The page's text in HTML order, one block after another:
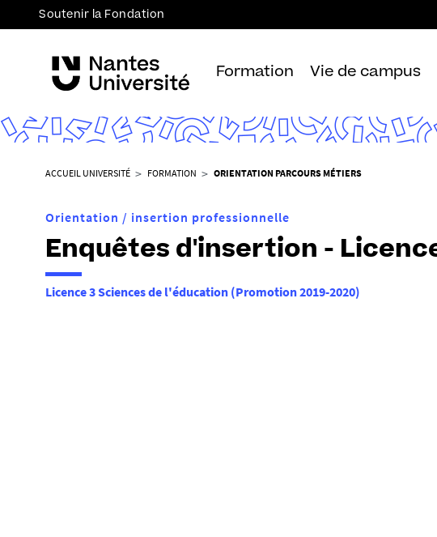
Soutenir la Fondation
Formation Vie de campus
V
u
t
e
ACCUEIL UNIVERSITÉ FORMATION ORIENTATION PARCOURS MÉTIERS
Orientation / insertion professionnelle
Enquêtes d'insertion -
Licence 3 Sciences de l'éducation (Promotion 2019-2020)